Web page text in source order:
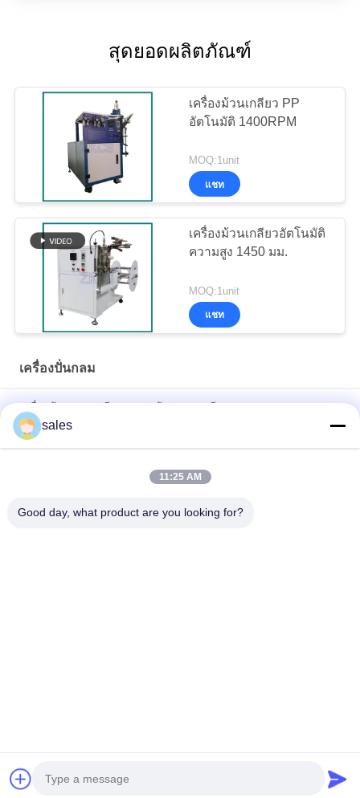
สุดยอดผลิตภัณฑ์
เครื่องม้วนเกลียว PP
อัตโนมัติ 1400RPM
MOQ:1unit
แชท
เครื่องม้วนเกลียวอัตโนมัติ
ความสูง 1450 มม.
MOQ:1unit
แชท
เครื่องปั่นกลม
เครื่องม้วนแบบเกลียวอากาศร้อนแบบเกลียว 15 - 150 มม. PP PE
Tubesales
11:25 AM
Good day, what product are you looking for?